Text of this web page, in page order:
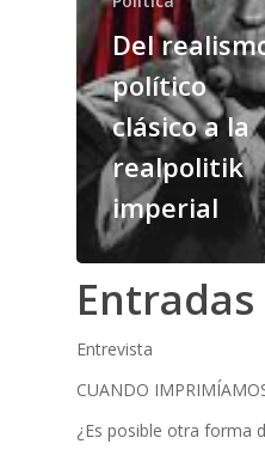
Del
político
clásico a la
realpolitik
imperial
Entrevista
CUANDO
¿Es posible otra forma